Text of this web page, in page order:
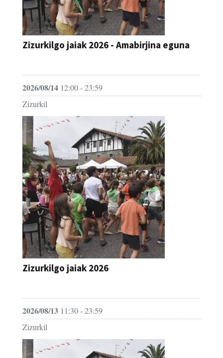
Zizurkilgo jaiak 2026 - Amabirjina eguna
2026/08/14 12:00 - 23:59
Zizurkil
Zizurkilgo jaiak 2026
2026/08/13 11:30 - 23:59
Zizurkil